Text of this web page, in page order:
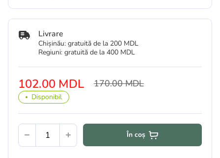
102.00 MDL 170.00 MDL
Disponibil
Livrare
Chișinău: gratuită de la 200 MDL
Regiuni: gratuită de la 400 MDL
În coș